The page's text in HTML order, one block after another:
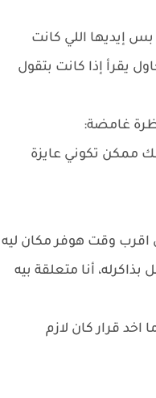
إيديها اللي كانت
يقرأ إذا كانت بتقول
غامضة:
ممكن تكوني عايزة
اقرب وقت هوفر مكان ليه
أنا متعلقة بيه
قرار كان لازم